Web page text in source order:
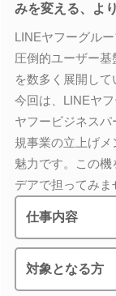
みを変える、よ
LINEヤフーグル
圧倒的ユーザー
を数多く展開して
今回は、LINEヤ
ヤフービジネス
規事業の立上げ
魅力です。この
デアで担ってみま
仕事内容
対象となる方